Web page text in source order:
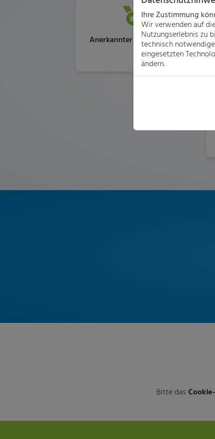
Anerkannter Fachbetrieb
Bitte das
Ihre Zustimmung
Wir verwenden auf
Nutzungserlebnis zu
technisch
eingesetzten
ändern.